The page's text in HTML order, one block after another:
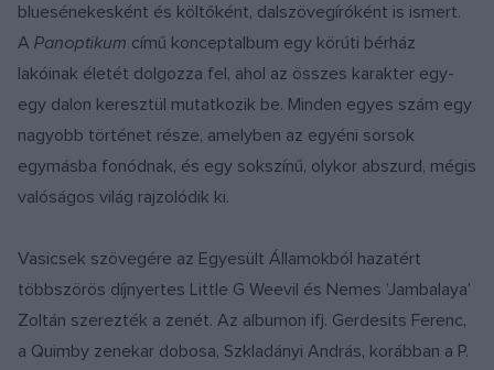
bluesénekesként és költőként, dalszövegíróként is ismert.
A Panoptikum című konceptalbum egy körúti bérház
lakóinak életét dolgozza fel, ahol az összes karakter egy-
egy dalon keresztül mutatkozik be. Minden egyes szám egy
nagyobb történet része, amelyben az egyéni sorsok
egymásba fonódnak, és egy sokszínű, olykor abszurd, mégis
valóságos világ rajzolódik ki.
Vasicsek szövegére az Egyesült Államokból hazatért
többszörös díjnyertes Little G Weevil és Nemes ’Jambalaya’
Zoltán szerezték a zenét. Az albumon ifj. Gerdesits Ferenc,
a Quimby zenekar dobosa, Szkladányi András, korábban a P.